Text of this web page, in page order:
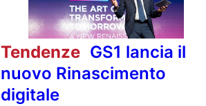
Tendenze GS1 lancia il
nuovo Rinascimento
digitale